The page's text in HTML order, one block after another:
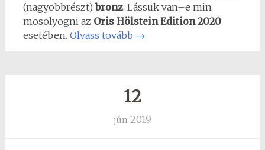
(nagyobbrészt)bronz. Lássuk van–e min
mosolyogni az Oris Hölstein Edition 2020
esetében. Olvass tovább →
12
jún 2019